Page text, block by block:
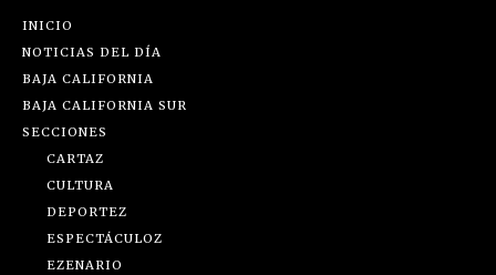
INICIO
NOTICIAS DEL DÍA
BAJA CALIFORNIA
BAJA CALIFORNIA SUR
SECCIONES
CARTAZ
CULTURA
DEPORTEZ
ESPECTÁCULOZ
EZENARIO